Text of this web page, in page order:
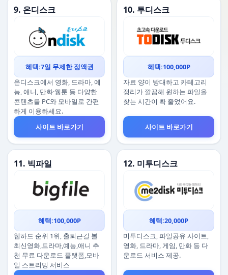
9. 온디스크
혜택:7일 무제한 정액권
온디스크에서 영화, 드라마, 예
능, 애니, 만화·웹툰 등 다양한
콘텐츠를 PC와 모바일로 간편
하게 이용하세요.
사이트 바로가기
10. 투디스크
혜택:100,000P
자료 양이 방대하고 카테고리
정리가 깔끔해 원하는 파일을
찾는 시간이 확 줄었어요.
사이트 바로가기
11. 빅파일
혜택:100,000P
웹하드 순위 1위, 출퇴근길 볼
최신영화,드라마,예능,애니 추
천 무료 다운로드 플랫폼,모바
일 스트리밍 서비스
12. 미투디스크
혜택:20,000P
미투디스크, 파일공유 사이트,
영화, 드라마, 게임, 만화 등 다
운로드 서비스 제공.